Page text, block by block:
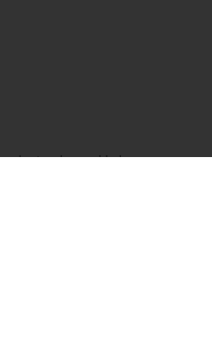
dentro das novidades